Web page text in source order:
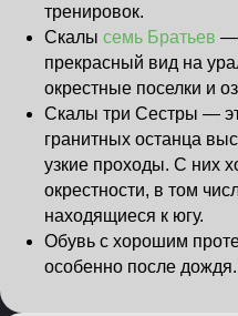
тренировок.
Скалы семь Братьев —
прекрасный вид на
окрестные поселки и
Скалы три Сестры —
гранитных останца
узкие проходы. С них
окрестности, в том
находящиеся к югу.
Обувь с хорошим
особенно после дождя.